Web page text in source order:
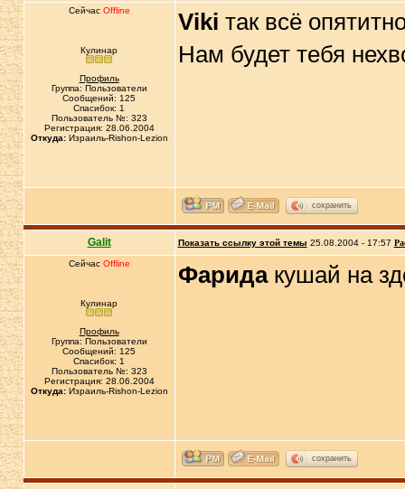
Сейчас Offline
Кулинар
Профиль
Группа: Пользователи
Сообщений: 125
Спасибок: 1
Пользователь №: 323
Регистрация: 28.06.2004
Откуда:Израиль-Rishon-Lezion
Viki так всё
Нам будет тебя
сохранить
Galit Показать ссылку этой темы 25.08.2004 - 17:57
Сейчас Offline
Кулинар
Профиль
Группа: Пользователи
Сообщений: 125
Спасибок: 1
Пользователь №: 323
Регистрация: 28.06.2004
Откуда:Израиль-Rishon-Lezion
Фаридакушай на
сохранить